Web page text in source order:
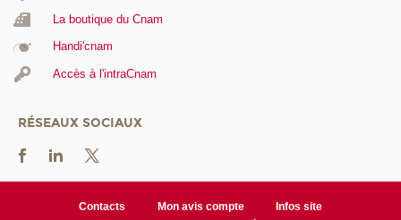
La boutique du Cnam
Handi'cnam
Accès à l'intraCnam
RÉSEAUX SOCIAUX
Contacts Mon avis compte
Infos site